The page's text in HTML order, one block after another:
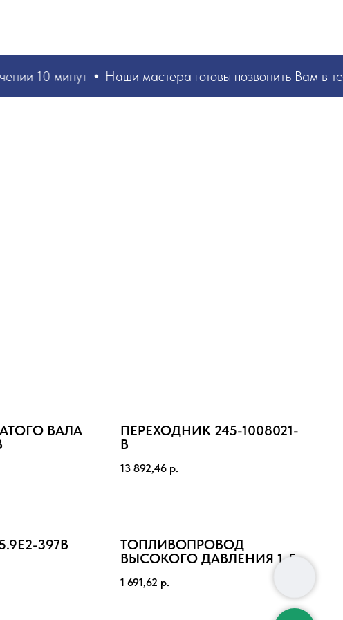
10 минут Наши мастераготовы позвонить Вам в
ВАЛА
ПЕРЕХОДНИК 245-1008021-
В
13 892,46 р.
397В
ТОПЛИВОПРОВОД
ВЫСОКОГО ДАВЛЕНИЯ 1-ГО
1 691,62 р.